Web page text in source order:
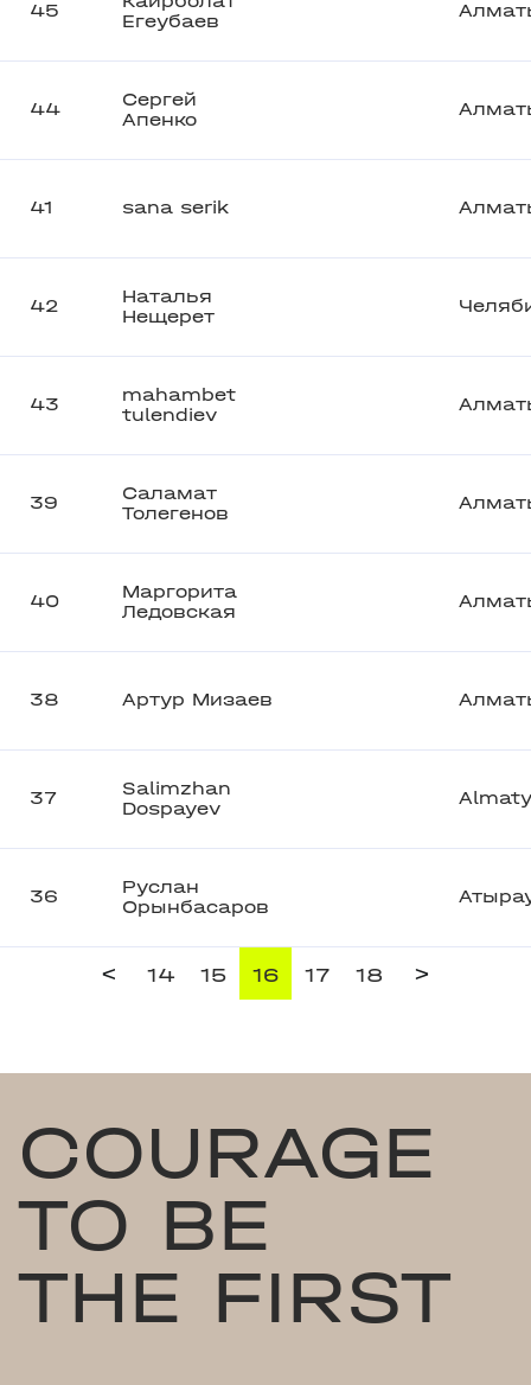
45
Егеубаев
44
Сергей
Апенко
41 sana serik
42
Наталья
Нещерет
43
mahambet
tulendiev
39
Саламат
Толегенов
40
Маргорита
Ледовская
38 Артур Мизаев
37
Salimzhan
Dospayev
Almaty
36
Руслан
Орынбасаров
< 14 15 16 17 18 >
COURAGE
TO BE
THE FIRST